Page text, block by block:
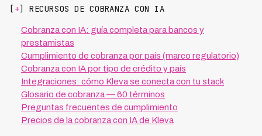
[+] RECURSOS DE COBRANZA CON IA
Cobranza con IA: guía completa para bancos y
prestamistas
Cumplimiento de cobranza por país (marco regulatorio)
Cobranza con IA por tipo de crédito y país
Integraciones: cómo Kleva se conecta con tu stack
Glosario de cobranza — 60 términos
Preguntas frecuentes de cumplimiento
Precios de la cobranza con IA de Kleva